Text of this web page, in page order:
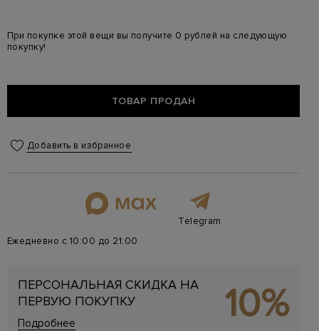
При покупке этой вещи вы получите 0 рублей на следующую
покупку!
ТОВАР ПРОДАН
Добавить в избранное
Telegram
Ежедневно с 10:00 до 21:00
ПЕРСОНАЛЬНАЯ СКИДКА НА
ПЕРВУЮ ПОКУПКУ
Подробнее 10%